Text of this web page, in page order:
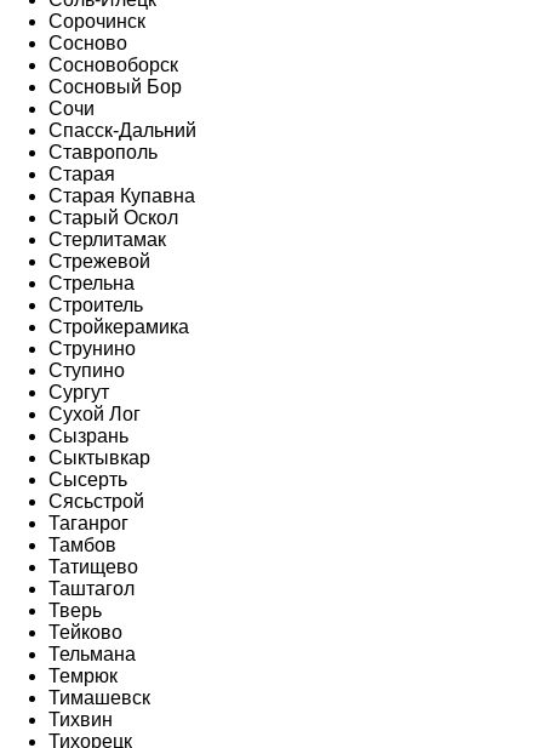
Сорочинск
Сосново
Сосновоборск
Сосновый Бор
Сочи
Спасск-Дальний
Ставрополь
Старая
Старая Купавна
Старый Оскол
Стерлитамак
Стрежевой
Стрельна
Строитель
Стройкерамика
Струнино
Ступино
Сургут
Сухой Лог
Сызрань
Сыктывкар
Сысерть
Сясьстрой
Таганрог
Тамбов
Татищево
Таштагол
Тверь
Тейково
Тельмана
Темрюк
Тимашевск
Тихвин
Тихорецк